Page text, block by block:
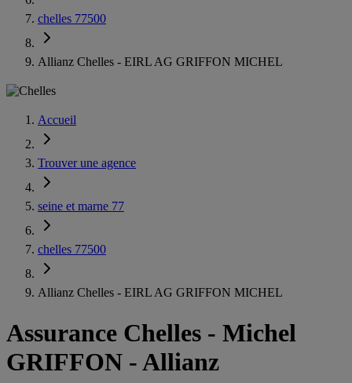
chelles 77500
Allianz Chelles - EIRL AG GRIFFON MICHEL
Accueil
Trouver une agence
seine et marne 77
chelles 77500
Allianz Chelles - EIRL AG GRIFFON MICHEL
Assurance Chelles - Michel
GRIFFON - Allianz